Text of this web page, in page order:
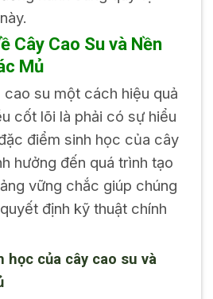
Cây Cao Su và Nền
Mủ
su một cách hiệu quả
cốt lõi là phải có sự hiểu
điểm sinh học của cây
hưởng đến quá trình tạo
vững chắc giúp chúng
định kỹ thuật chính
học của cây cao su và